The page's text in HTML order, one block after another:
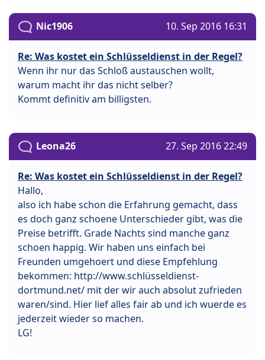
Nic1906 10. Sep 2016 16:31
Re: Was kostet ein Schlüsseldienst in der Regel?
Wenn ihr nur das Schloß austauschen wollt,
warum macht ihr das nicht selber?
Kommt definitiv am billigsten.
Leona26 27. Sep 2016 22:49
Re: Was kostet ein Schlüsseldienst in der Regel?
Hallo,
also ich habe schon die Erfahrung gemacht, dass
es doch ganz schoene Unterschieder gibt, was die
Preise betrifft. Grade Nachts sind manche ganz
schoen happig. Wir haben uns einfach bei
Freunden umgehoert und diese Empfehlung
bekommen: http://www.schlüsseldienst-
dortmund.net/ mit der wir auch absolut zufrieden
waren/sind. Hier lief alles fair ab und ich wuerde es
jederzeit wieder so machen.
LG!